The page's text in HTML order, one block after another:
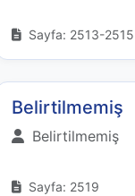
Sayfa: 2513-2515
Belirtilmemiş
Belirtilmemiş
Sayfa: 2519